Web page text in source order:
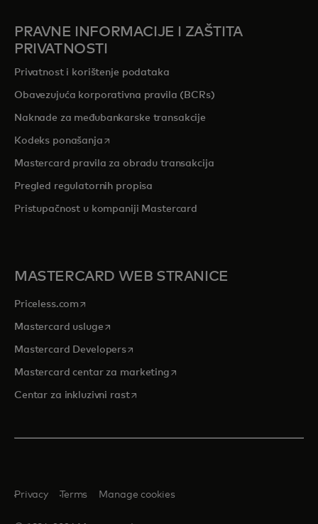
PRAVNE INFORMACIJE I ZAŠTITA
PRIVATNOSTI
Privatnost i korištenje podataka
Obavezujuća korporativna pravila (BCRs)
Naknade za međubankarske transakcije
Kodeks ponašanjaopens in a new tab
Mastercard pravila za obradu transakcija
Pregled regulatornih propisa
Pristupačnost u kompaniji Mastercard
MASTERCARD WEB STRANICE
Priceless.com opens in a new tab
Mastercard uslugeopens in a new tab
Mastercard Developersopens in a new tab
Mastercard centar za marketingopens in a new tab
Centar za inkluzivni rastopens in a new tab
Privacy Terms Manage cookies